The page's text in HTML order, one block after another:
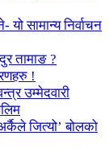
सामान्य निर्वाचन
तामाङ ?
!
उम्मेदवारी
जित्यो’ बोलको